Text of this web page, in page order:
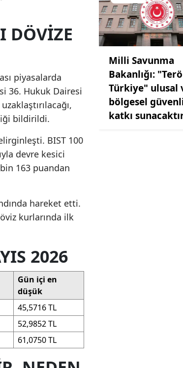
DÖVIZE
piyasalarda
36. Hukuk Dairesi
bildirildi.
BIST 100
devre kesici
163 puandan
hareket etti.
kurlarında ilk
2026
Gün içi en
düşük
45,5716 TL
52,9852 TL
61,0750 TL
Milli Savunma
Bakanlığı:
Türkiye" ulusal
bölgesel
katkı